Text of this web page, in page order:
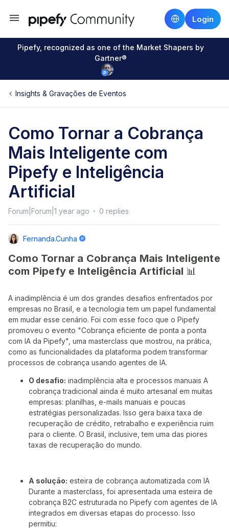
Login
Pipefy, recognized as one of the Market Shapers by
Gartner®
Insights & Gravações de Eventos
Como Tornar a Cobrança
Mais Inteligente com
Pipefy e Inteligência
Artificial
Forum|Forum|1 year ago 0 replies
Fernanda.cunha
Como Tornar a Cobrança Mais Inteligente
com Pipefy e Inteligência Artificial 📊
A inadimplência é um dos grandes desafios enfrentados por
empresas no Brasil, e a tecnologia tem um papel fundamental
em mudar esse cenário. Foi com esse foco que o Pipefy
promoveu o evento "Cobrança eficiente de ponta a ponta
com IA da Pipefy", uma masterclass que mostrou, na prática,
como as funcionalidades da plataforma podem transformar
processos de cobrança usando agentes de IA.
O desafio: inadimplência alta e processos manuais A
cobrança tradicional ainda é muito artesanal em muitas
empresas: planilhas, e-mails manuais e poucas
estratégias personalizadas. Isso gera baixa taxa de
recuperação de crédito, retrabalho e experiência ruim
para o cliente. O Brasil, inclusive, tem uma das piores
taxas de recuperação do mundo.
A solução: esteira de cobrança automatizada com IA
Durante a masterclass, foi apresentada uma esteira de
cobrança B2C estruturada no Pipefy com agentes de IA
integrados em diversas etapas do processo. Isso
permitiu: